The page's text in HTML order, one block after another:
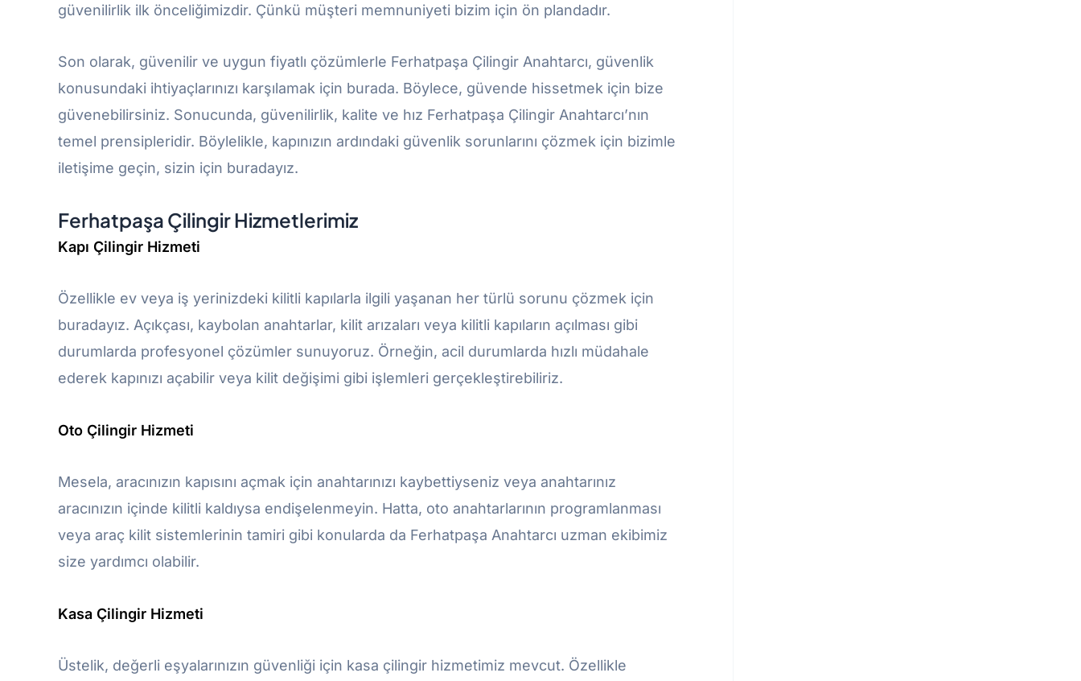
güvenilirlik ilk önceliğimizdir. Çünkü müşteri memnuniyeti bizim için ön plandadır.
Son olarak, güvenilir ve uygun fiyatlı çözümlerle Ferhatpaşa Çilingir Anahtarcı, güvenlik
konusundaki ihtiyaçlarınızı karşılamak için burada. Böylece, güvende hissetmek için bize
güvenebilirsiniz. Sonucunda, güvenilirlik, kalite ve hız Ferhatpaşa Çilingir Anahtarcı’nın
temel prensipleridir. Böylelikle, kapınızın ardındaki güvenlik sorunlarını çözmek için bizimle
iletişime geçin, sizin için buradayız.
Ferhatpaşa Çilingir Hizmetlerimiz
Kapı Çilingir Hizmeti
Özellikle ev veya iş yerinizdeki kilitli kapılarla ilgili yaşanan her türlü sorunu çözmek için
buradayız. Açıkçası, kaybolan anahtarlar, kilit arızaları veya kilitli kapıların açılması gibi
durumlarda profesyonel çözümler sunuyoruz. Örneğin, acil durumlarda hızlı müdahale
ederek kapınızı açabilir veya kilit değişimi gibi işlemleri gerçekleştirebiliriz.
Oto Çilingir Hizmeti
Mesela, aracınızın kapısını açmak için anahtarınızı kaybettiyseniz veya anahtarınız
aracınızın içinde kilitli kaldıysa endişelenmeyin. Hatta, oto anahtarlarının programlanması
veya araç kilit sistemlerinin tamiri gibi konularda da Ferhatpaşa Anahtarcı uzman ekibimiz
size yardımcı olabilir.
Kasa Çilingir Hizmeti
Üstelik, değerli eşyalarınızın güvenliği için kasa çilingir hizmetimiz mevcut. Özellikle